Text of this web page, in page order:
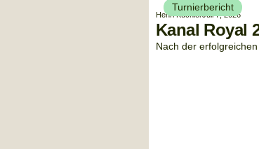
Turnierbericht
Henri KüchlerJuli 7, 2026
Kanal Royal
Nach der